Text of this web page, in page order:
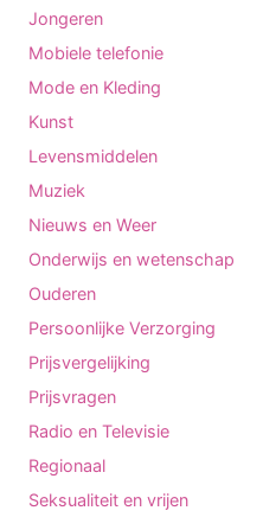
Jongeren
Mobiele telefonie
Mode en Kleding
Kunst
Levensmiddelen
Muziek
Nieuws en Weer
Onderwijs en wetenschap
Ouderen
Persoonlijke Verzorging
Prijsvergelijking
Prijsvragen
Radio en Televisie
Regionaal
Seksualiteit en vrijen